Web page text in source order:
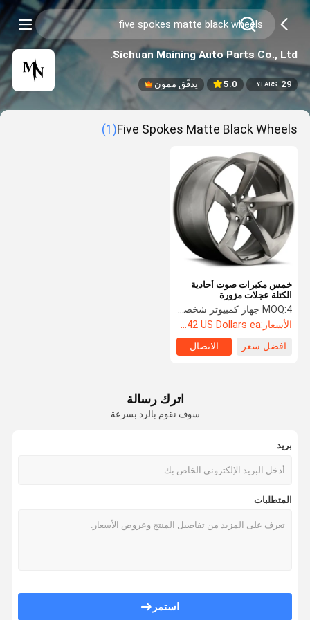
Sichuan Maining Auto Parts Co., Ltd.
29
YEARS
5.0 يدقّق ممون
Five Spokes Matte Black Wheels
(1)
خمس مكبرات صوت أحادية
الكتلة عجلات مزورة
MOQ:4 جهاز كمبيوتر شخصى
الأسعار:Starting at $242 US Dollars ea
افضل سعر
الاتصال
اترك رسالة
سوف نقوم بالرد بسرعة
بريد
المتطلبات
استمر